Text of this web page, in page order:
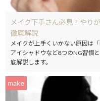
メイク下手さん必見！やり
徹底解説
メイクが上手くいかない原因は
アイシャドウなど8つのNG習慣
底解説します。
make